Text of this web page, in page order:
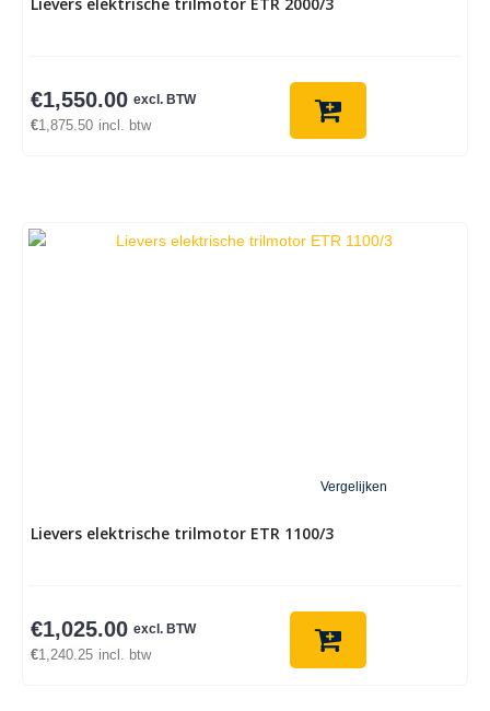
€1,550.00 excl. BTW
€1,875.50 incl. btw
Vergelijken
Lievers elektrische trilmotor ETR 1100/3
€1,025.00 excl. BTW
€1,240.25 incl. btw